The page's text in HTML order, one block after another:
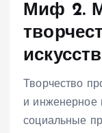
Миф 2.
Творчество
и инженерное
социальные